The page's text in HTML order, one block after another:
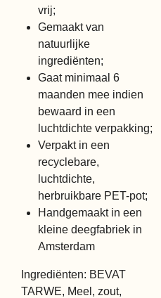
vrij;
Gemaakt van
natuurlijke
ingrediënten;
Gaat minimaal 6
maanden mee indien
bewaard in een
luchtdichte verpakking;
Verpakt in een
recyclebare,
luchtdichte,
herbruikbare PET-pot;
Handgemaakt in een
kleine deegfabriek in
Amsterdam
Ingrediënten: BEVAT
TARWE, Meel, zout,